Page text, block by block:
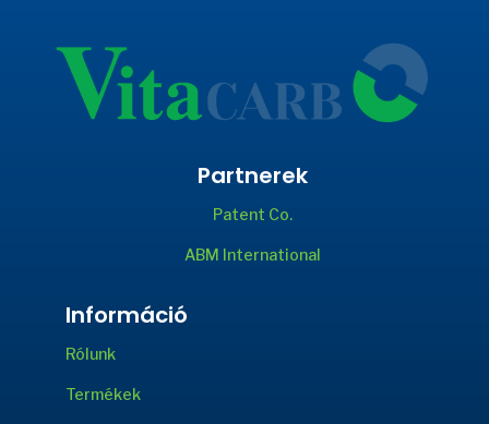
Partnerek
Patent Co.
ABM International
Információ
Rólunk
Termékek